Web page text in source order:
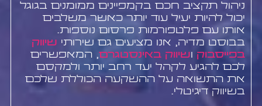
ניהול תקציב חכם בקמפיינים ממומנים בגוגל
יכול להיות יעיל עוד יותר כאשר משלבים
אותו עם פלטפורמות פרסום נוספות.
בבוסט מדיה, אנו מציעים גם שירותי שיווק
בפייסבוק ושיווק באינסטגרם, המאפשרים
לכם להגיע לקהל יעד רחב יותר ולמקסם
את התשואה על ההשקעה הכוללת שלכם
בשיווק דיגיטלי.